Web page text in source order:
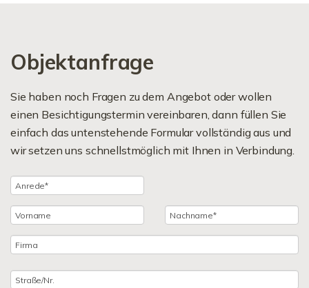
Objektanfrage
Sie haben noch Fragen zu dem Angebot oder wollen
einen Besichtigungstermin vereinbaren, dann füllen Sie
einfach das untenstehende Formular vollständig aus und
wir setzen uns schnellstmöglich mit Ihnen in Verbindung.